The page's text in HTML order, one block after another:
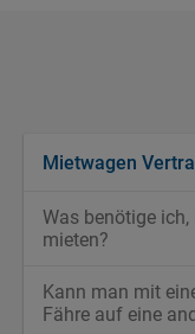
Mietwagen
Was benötige
mieten?
Kann man mit
Fähre auf eine